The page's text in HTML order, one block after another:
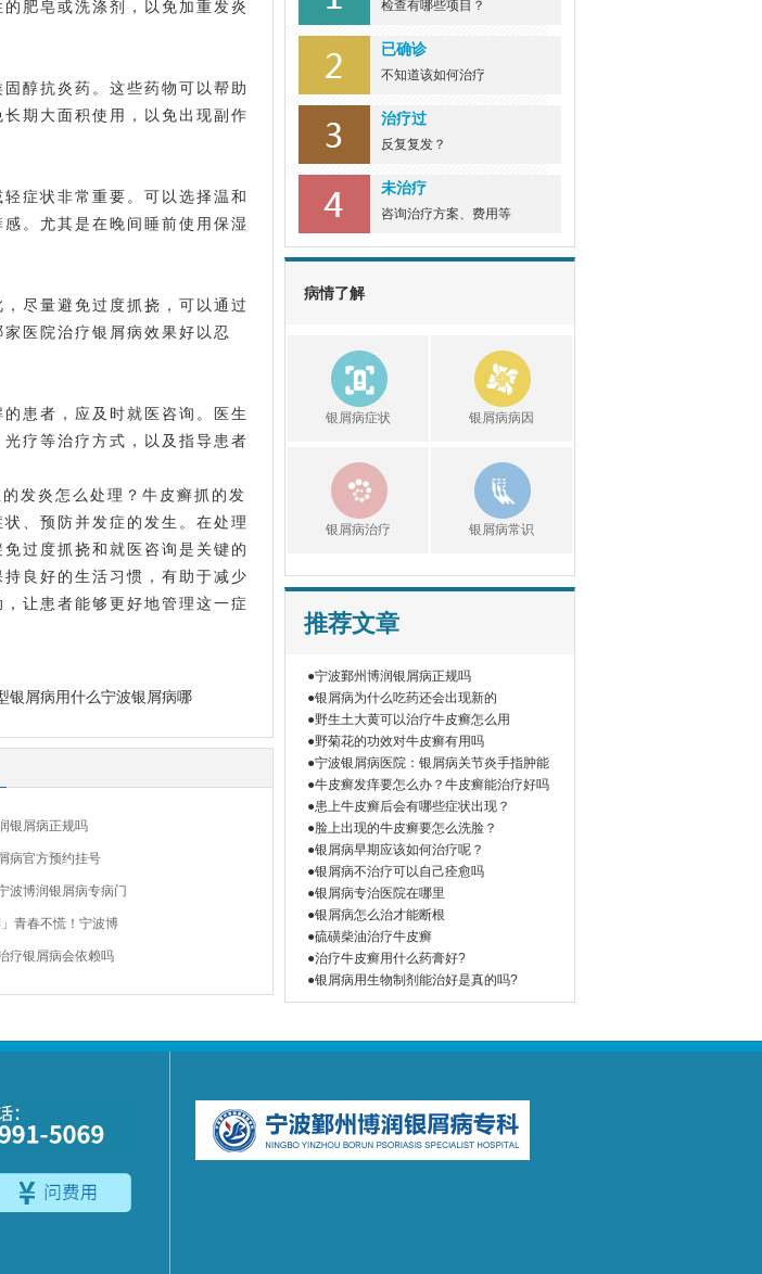
肥皂或洗涤剂，以免加重发炎
醇抗炎药。这些药物可以帮助
期大面积使用，以免出现副作
症状非常重要。可以选择温和
。尤其是在晚间睡前使用保湿
尽量避免过度抓挠，可以通过
家医院治疗银屑病效果好 以忍
患者，应及时就医咨询。医生
疗等治疗方式，以及指导患者
发炎怎么处理？牛皮癣抓的发
、预防并发症的发生。在处理
过度抓挠和就医咨询是关键的
良好的生活习惯，有助于减少
让患者能够更好地管理这一症
银屑病用什么宁波银屑病哪
银屑病正规吗
病官方预约挂号
波博润银屑病专病门
」青春不慌！宁波博
疗银屑病会依赖吗
有
见的植物，自... [详细]
检查有哪些项目？
已确诊
不知道该如何治疗
治疗过
反复复发？
未治疗
咨询治疗方案、费用等
病情了解
银屑病症状 银屑病病因
银屑病治疗 银屑病常识
推荐文章
●宁波鄞州博润银屑病正规吗
●银屑病为什么吃药还会出现新的
●野生土大黄可以治疗牛皮癣怎么用
●野菊花的功效对牛皮癣有用吗
●宁波银屑病医院：银屑病关节炎手指肿能
●牛皮癣发痒要怎么办？牛皮癣能治疗好吗
●患上牛皮癣后会有哪些症状出现？
●脸上出现的牛皮癣要怎么洗脸？
●银屑病早期应该如何治疗呢？
●银屑病不治疗可以自己痊愈吗
●银屑病专治医院在哪里
●银屑病怎么治才能断根
●硫磺柴油治疗牛皮癣
●治疗牛皮癣用什么药膏好?
●银屑病用生物制剂能治好是真的吗?